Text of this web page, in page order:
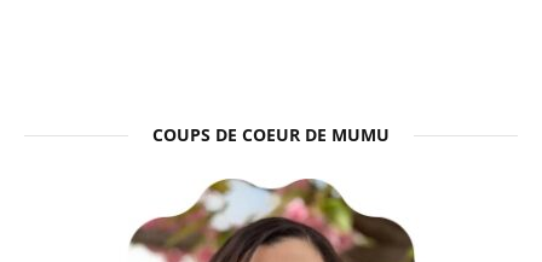
COUPS DE COEUR DE MUMU